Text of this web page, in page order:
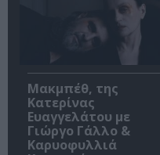
Μακμπέθ, της
Κατερίνας
Ευαγγελάτου με
Γιώργο Γάλλο &
Καρυοφυλλιά